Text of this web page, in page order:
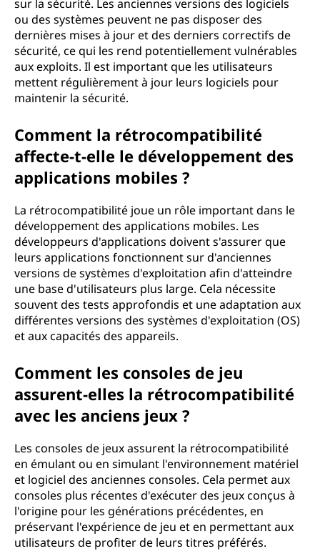
sur la sécurité. Les anciennes versions des logiciels
ou des systèmes peuvent ne pas disposer des
dernières mises à jour et des derniers correctifs de
sécurité, ce qui les rend potentiellement vulnérables
aux exploits. Il est important que les utilisateurs
mettent régulièrement à jour leurs logiciels pour
maintenir la sécurité.
Comment la rétrocompatibilité
affecte-t-elle le développement des
applications mobiles ?
La rétrocompatibilité joue un rôle important dans le
développement des applications mobiles. Les
développeurs d'applications doivent s'assurer que
leurs applications fonctionnent sur d'anciennes
versions de systèmes d'exploitation afin d'atteindre
une base d'utilisateurs plus large. Cela nécessite
souvent des tests approfondis et une adaptation aux
différentes versions des systèmes d'exploitation (OS)
et aux capacités des appareils.
Comment les consoles de jeu
assurent-elles la rétrocompatibilité
avec les anciens jeux ?
Les consoles de jeux assurent la rétrocompatibilité
en émulant ou en simulant l'environnement matériel
et logiciel des anciennes consoles. Cela permet aux
consoles plus récentes d'exécuter des jeux conçus à
l'origine pour les générations précédentes, en
préservant l'expérience de jeu et en permettant aux
utilisateurs de profiter de leurs titres préférés.